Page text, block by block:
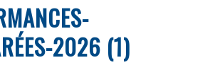
2026 (1)